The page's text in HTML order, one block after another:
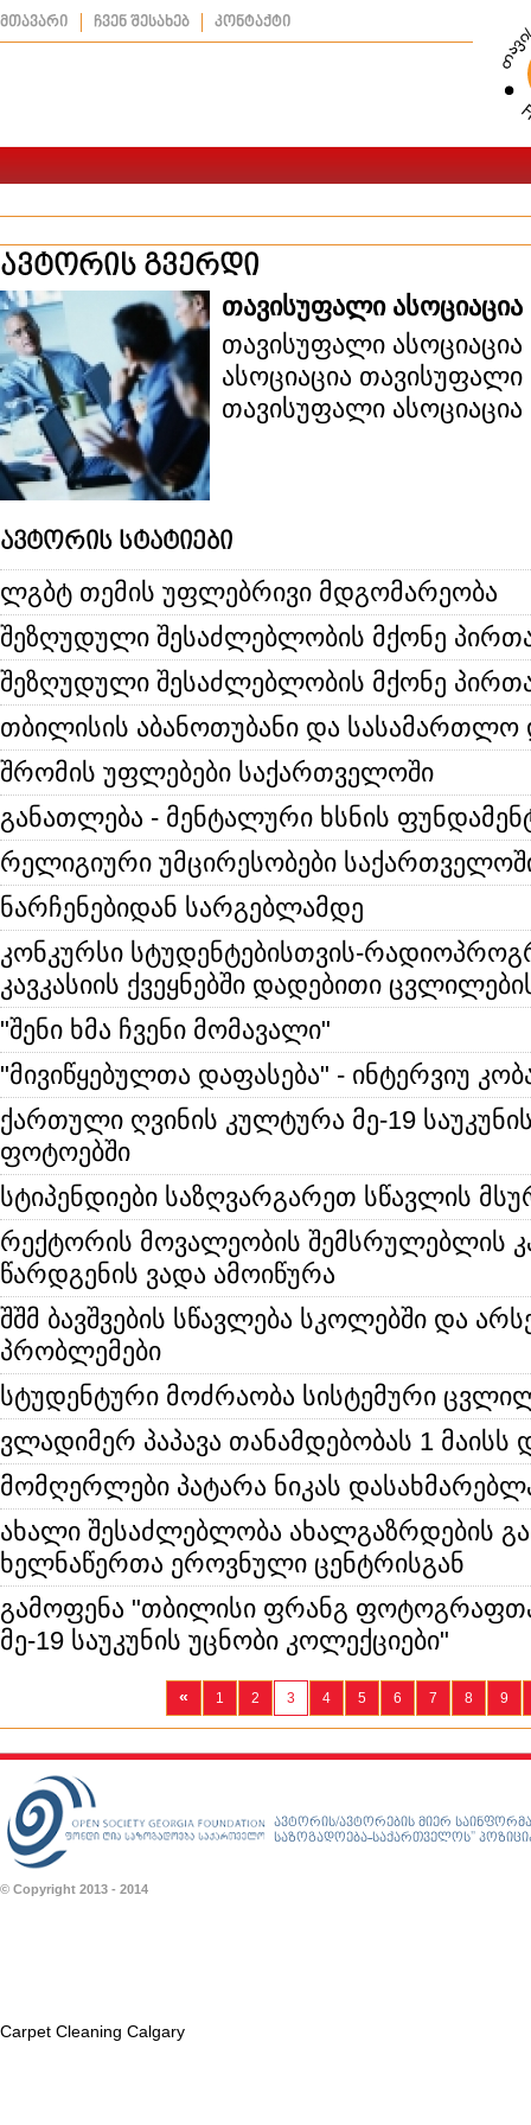
მთავარი ჩვენ შესახებ კონტაქტი
ავტორის გვერდი
თავისუფალი ასოციაცია
თავისუფალი
ასოციაცია თავისუფალი
თავისუფალი ასოციაცია
ავტორის სტატიები
ლგბტ თემის უფლებრივი მდგომარეობა
შეზღუდული შესაძლებლობის მქონე
შეზღუდული შესაძლებლობის მქონე
თბილისის აბანოთუბანი და სასამართლო
შრომის უფლებები საქართველოში
განათლება - მენტალური ხსნის
რელიგიური უმცირესობები
ნარჩენებიდან სარგებლამდე
კონკურსი სტუდენტებისთვის-
კავკასიის ქვეყნებში დადებითი
"შენი ხმა ჩვენი მომავალი"
"მივიწყებულთა დაფასება" - ინტერვიუ
ქართული ღვინის კულტურა მე-19
ფოტოებში
სტიპენდიები საზღვარგარეთ სწავლის
რექტორის მოვალეობის შემსრულებლის
წარდგენის ვადა ამოიწურა
შშმ ბავშვების სწავლება სკოლებში და
პრობლემები
სტუდენტური მოძრაობა სისტემური
ვლადიმერ პაპავა თანამდებობას 1 მაისს
მომღერლები პატარა ნიკას
ახალი შესაძლებლობა ახალგაზრდების
ხელნაწერთა ეროვნული ცენტრისგან
გამოფენა "თბილისი ფრანგ ფოტოგრაფთა
მე-19 საუკუნის უცნობი კოლექციები"
« 1 2 3 4 5 6 7 8 9
ავტორის/ავტორების მიერ
საზოგადოება-საქართველოს”
© Copyright 2013 - 2014
Carpet Cleaning Calgary